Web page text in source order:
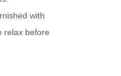
with
relax before